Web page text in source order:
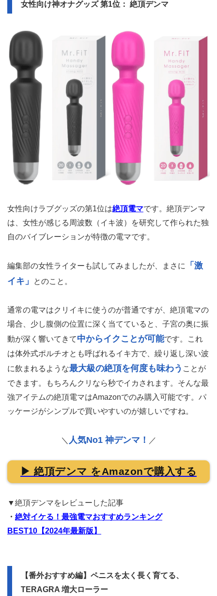
女性向け神オナグッズ 第1位： 絶頂デンマ
女性向けラブグッズの第1位は絶頂電マです。絶頂デンマ
は、女性が感じる周波数（イキ波）を研究して作られた独
自のバイブレーションが特徴の電マです。
編集部の女性ライターも試してみましたが、まさに
「激
イキ」
とのこと。
通常の電マはクリイキに使うのが普通ですが、絶頂電マの
場合、少し腹側の位置に深く当てていると、子宮の奥に振
動が深く響いてきて中からイクことが可能です。これ
は体外式ポルチオとも呼ばれるイキ方で、繰り返し深い波
に飲まれるような最大級の絶頂を何度も味わう ことが
できます。もちろんクリなら秒でイカされます。そんな最
強アイテムの絶頂電マはAmazonでのみ購入可能です。パ
ッケージがシンプルで買いやすいのが嬉しいですね。
＼ 人気No1 神デンマ！ ／
▶ 絶頂デンマ をAmazonで購入する
▼絶頂デンマをレビューした記事
・ 絶対イケる！最強電マおすすめランキング
BEST10【2024年最新版】
【番外おすすめ編】ペニスを太く長く育てる、
TERAGRA 増大ローラー